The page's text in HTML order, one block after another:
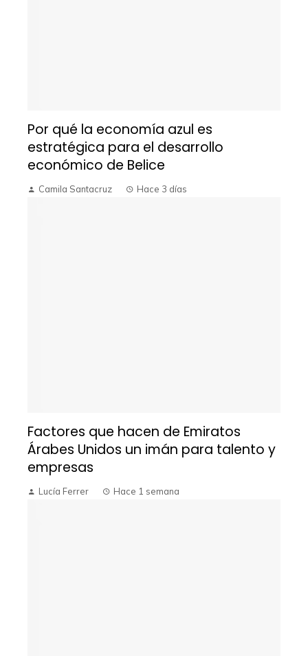
Por qué la economía azul es
estratégica para el desarrollo
económico de Belice
Camila Santacruz Hace 3 días
Factores que hacen de Emiratos
Árabes Unidos un imán para talento y
empresas
Lucía Ferrer Hace 1 semana